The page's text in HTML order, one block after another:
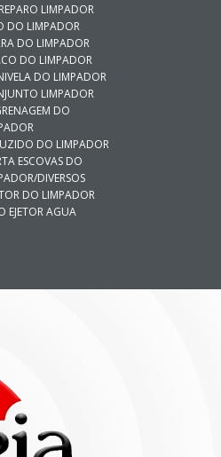
LIMPADOR
DO LIMPADOR
DO LIMPADOR
DO LIMPADOR
DO LIMPADOR
LIMPADOR
DO
DO LIMPADOR
ESCOVAS DO
DIVERSOS
DO LIMPADOR
EJETOR AGUA